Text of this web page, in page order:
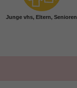
Junge vhs, Eltern, Senioren